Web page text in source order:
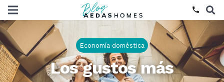
phone
Economía doméstica
Los gustos más